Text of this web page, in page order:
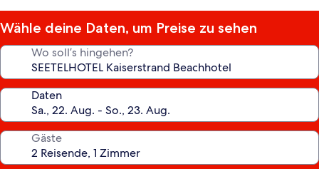
Wähle deine Daten, um Preise zu sehen
Wo soll’s hingehen?
Daten
Gäste